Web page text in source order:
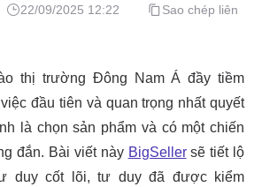
22/09/2025 12:22
Sao chép liên